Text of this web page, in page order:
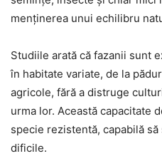
menținerea unui echilibru
Studiile arată că fazanii sunt
în habitate variate, de la
agricole, fără a distruge
urma lor. Această capacitate
specie rezistentă, capabilă
dificile.